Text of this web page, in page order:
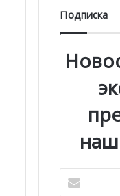
Подписка
Email